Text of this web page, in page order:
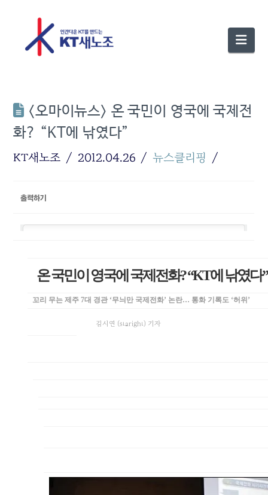
<오마이뉴스> 온 국민이 영국에 국제전
화? “KT에 낚였다”
KT새노조 2012.04.26 뉴스클리핑
온 국민이 영국에 국제전화? “KT에 낚였다”
꼬리 무는 제주 7대 경관 ‘무늬만 국제전화’ 논란… 통화 기록도 ‘허위’
김시연 (staright) 기자